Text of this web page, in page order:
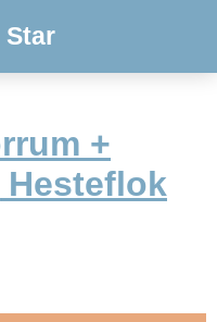
Star
+